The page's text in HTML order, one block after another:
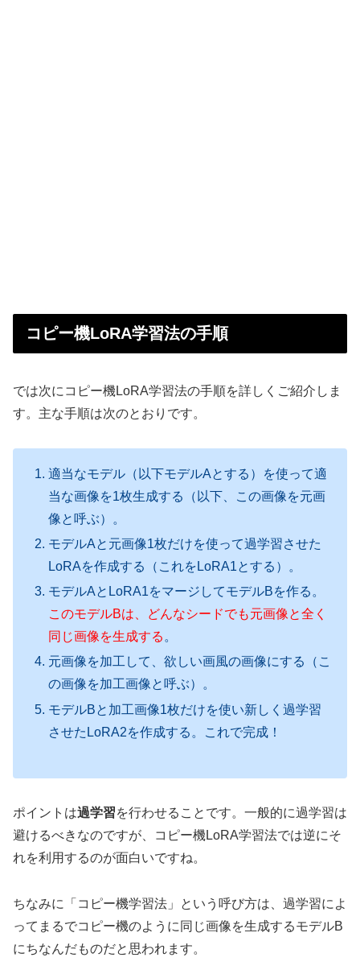
コピー機LoRA学習法の手順
では次にコピー機LoRA学習法の手順を詳しくご紹介しま
す。主な手順は次のとおりです。
適当なモデル（以下モデルAとする）を使って適
当な画像を1枚生成する（以下、この画像を元画
像と呼ぶ）。
モデルAと元画像1枚だけを使って過学習させた
LoRAを作成する（これをLoRA1とする）。
モデルAとLoRA1をマージしてモデルBを作る。
このモデルBは、どんなシードでも元画像と全く
同じ画像を生成する 。
元画像を加工して、欲しい画風の画像にする（こ
の画像を加工画像と呼ぶ）。
モデルBと加工画像1枚だけを使い新しく過学習
させたLoRA2を作成する。これで完成！
ポイントは過学習を行わせることです。一般的に過学習は
避けるべきなのですが、コピー機LoRA学習法では逆にそ
れを利用するのが面白いですね。
ちなみに「コピー機学習法」という呼び方は、過学習によ
ってまるでコピー機のように同じ画像を生成するモデルB
にちなんだものだと思われます。